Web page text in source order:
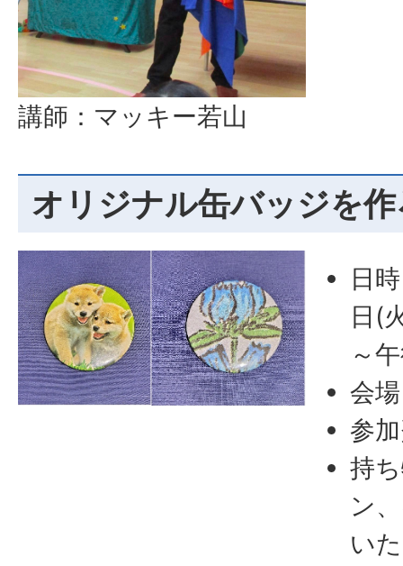
講師：マッキー若山
オリジナル缶バッジを
日
日(
～
会
参
持
ン
い